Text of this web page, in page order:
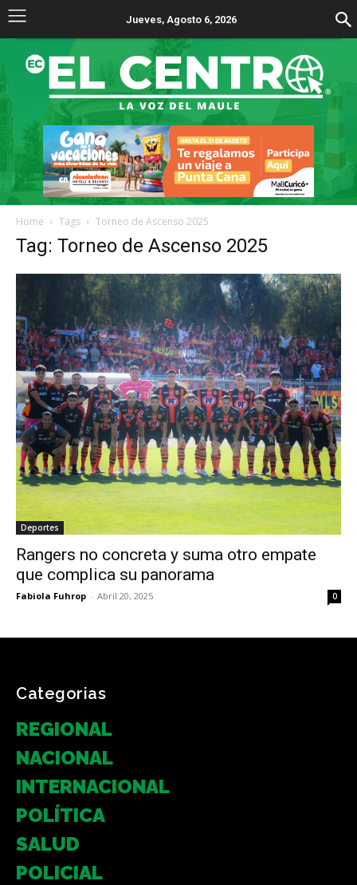
Jueves, Agosto 6, 2026
Home Tags Torneo de Ascenso 2025
Tag: Torneo de Ascenso 2025
Deportes
Rangers no concreta y suma otro empate
que complica su panorama
Fabiola Fuhrop - Abril 20, 2025 0
Categorias
REGIONAL
NACIONAL
INTERNACIONAL
POLÍTICA
SALUD
POLICIAL